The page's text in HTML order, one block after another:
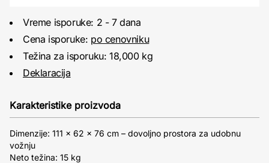
Vreme isporuke: 2 - 7 dana
Cena isporuke: po cenovniku
Težina za isporuku: 18,000 kg
Deklaracija
Karakteristike proizvoda
Dimenzije: 111 x 62 x 76 cm – dovoljno prostora za udobnu
vožnju
Neto težina: 15 kg